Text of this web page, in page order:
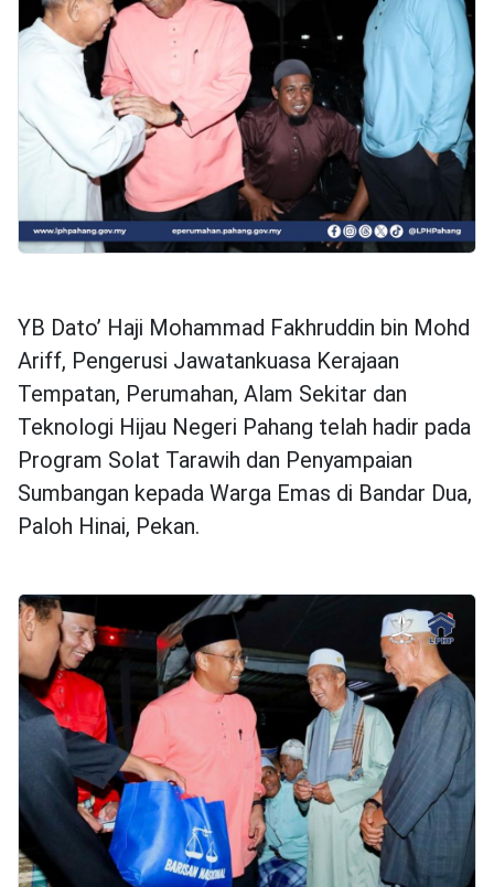
YB Dato’ Haji Mohammad Fakhruddin bin Mohd
Ariff, Pengerusi Jawatankuasa Kerajaan
Tempatan, Perumahan, Alam Sekitar dan
Teknologi Hijau Negeri Pahang telah hadir pada
Program Solat Tarawih dan Penyampaian
Sumbangan kepada Warga Emas di Bandar Dua,
Paloh Hinai, Pekan.